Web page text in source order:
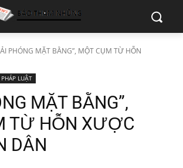
PHÓNG MẶT BẰNG”, MỘT CỤM TỪ HỖN
PHÁP LUẬT
MẶT BẰNG”,
TỪ HỖN XƯỢC
DÂN